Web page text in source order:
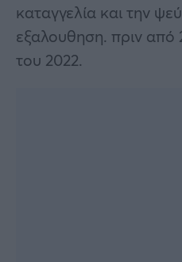
καταγγελία και την
εξαλουθηση. πριν από
του 2022.